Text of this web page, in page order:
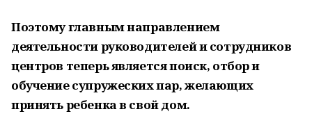
Поэтому главным направлением
деятельности руководителей и сотрудников
центров теперь является поиск, отбор и
обучение супружеских пар, желающих
принять ребенка в свой дом.